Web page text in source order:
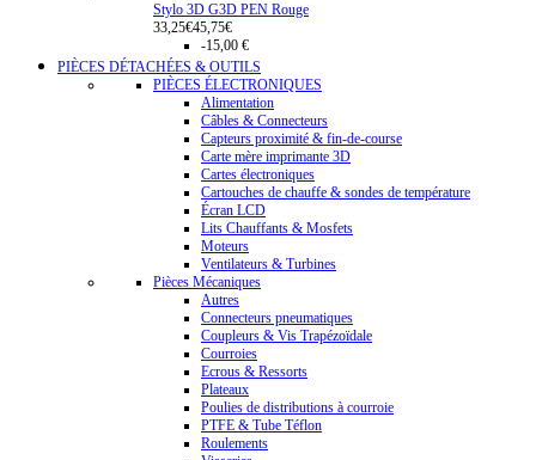
Stylo 3D G3D PEN Rouge
33,25€45,75€
-15,00 €
PIÈCES DÉTACHÉES & OUTILS
PIÈCES ÉLECTRONIQUES
Alimentation
Câbles & Connecteurs
Capteurs proximité & fin-de-course
Carte mère imprimante 3D
Cartes électroniques
Cartouches de chauffe & sondes de température
Écran LCD
Lits Chauffants & Mosfets
Moteurs
Ventilateurs & Turbines
Pièces Mécaniques
Autres
Connecteurs pneumatiques
Coupleurs & Vis Trapézoïdale
Courroies
Ecrous & Ressorts
Plateaux
Poulies de distributions à courroie
PTFE & Tube Téflon
Roulements